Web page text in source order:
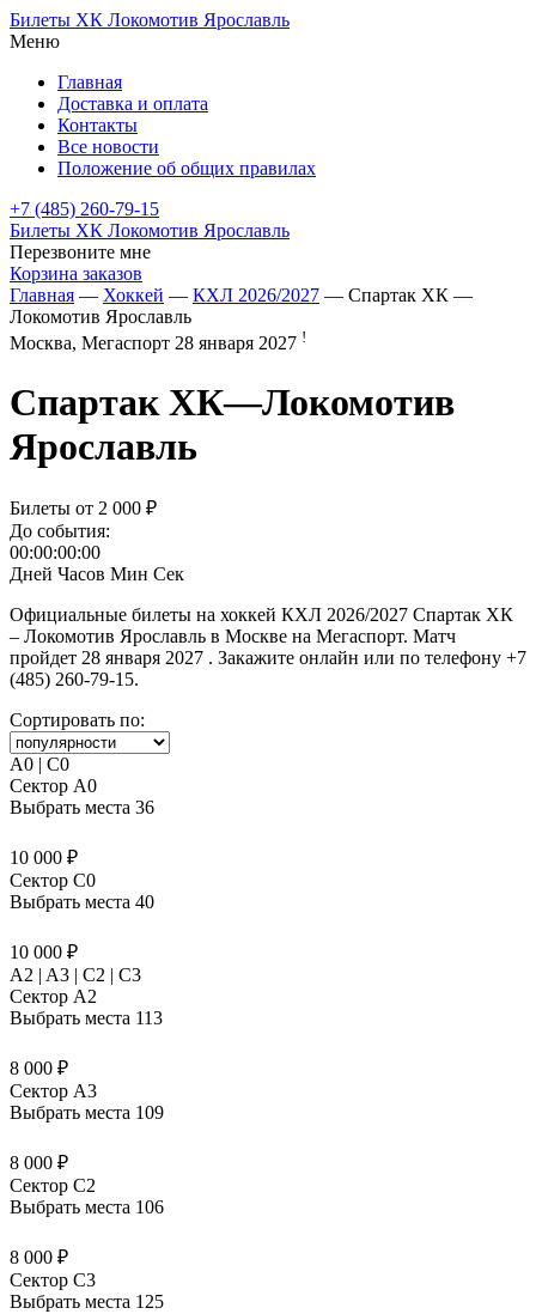
Билеты ХК Локомотив Ярославль
Меню
Главная
Доставка и оплата
Контакты
Все новости
Положение об общих правилах
+7 (485) 260-79-15
Билеты ХК Локомотив Ярославль
Перезвоните мне
Корзина заказов
Главная — Хоккей — КХЛ 2026/2027 — Спартак ХК —
Локомотив Ярославль
Москва, Мегаспорт 28 января 2027 !
Спартак ХК—Локомотив
Ярославль
Билеты от 2 000 ₽
До события:
00:00:00:00
Дней Часов Мин Сек
Официальные билеты на хоккей КХЛ 2026/2027 Спартак ХК
– Локомотив Ярославль в Москве на Мегаспорт. Матч
пройдет 28 января 2027 . Закажите онлайн или по телефону +7
(485) 260-79-15.
Сортировать по:
A0 | C0
Сектор A0
Выбрать места 36
10 000 ₽
Сектор C0
Выбрать места 40
10 000 ₽
A2 | A3 | C2 | C3
Сектор A2
Выбрать места 113
8 000 ₽
Сектор A3
Выбрать места 109
8 000 ₽
Сектор C2
Выбрать места 106
8 000 ₽
Сектор C3
Выбрать места 125